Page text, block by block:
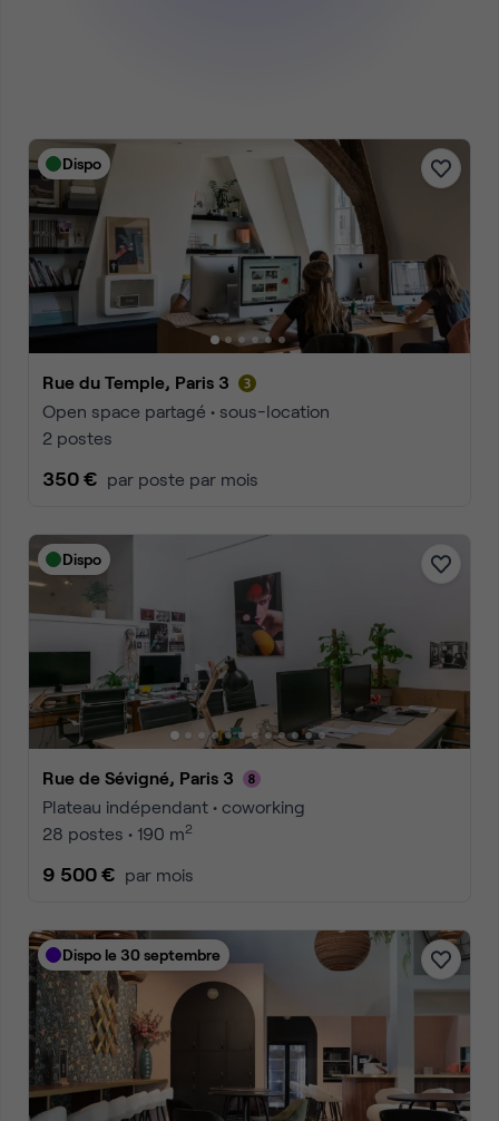
Dispo
Rue du Temple, Paris 3
Open space partagé • sous-location
2 postes
350 € par poste par mois
Dispo
Rue de Sévigné, Paris 3
Plateau indépendant • coworking
28 postes • 190 m2
9 500 € par mois
Dispo le 30 septembre